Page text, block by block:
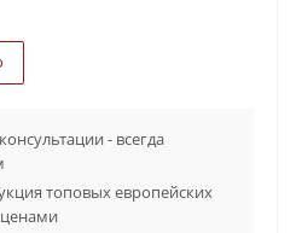
- всегда
топовых европейских